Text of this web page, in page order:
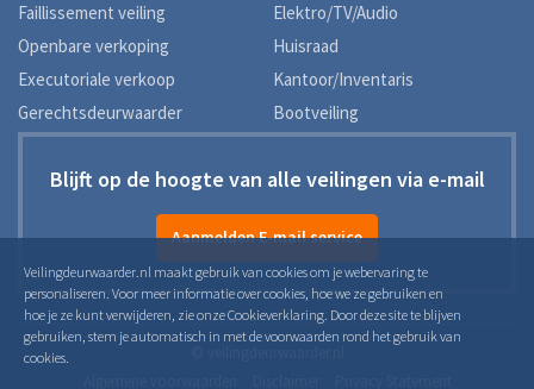
Faillissement veiling
Openbare verkoping
Executoriale verkoop
Gerechtsdeurwaarder
Elektro/TV/Audio
Huisraad
Kantoor/Inventaris
Bootveiling
Blijft op de hoogte van alle veilingen via e-mail
Aanmelden E-mail service
Veilingdeurwaarder.nl maakt gebruik van cookies om je webervaring te
personaliseren. Voor meer informatie over cookies, hoe we ze gebruiken en
hoe je ze kunt verwijderen, zie onze Cookieverklaring. Door deze site te blijven
gebruiken, stem je automatisch in met de voorwaarden rond het gebruik van
cookies.